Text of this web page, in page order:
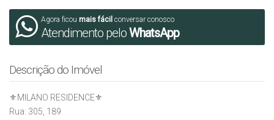
Agora ficou mais fácil conversar conosco
Atendimento peloWhatsApp
Descrição do Imóvel
⚜️MILANO RESIDENCE⚜️
Rua: 305, 189